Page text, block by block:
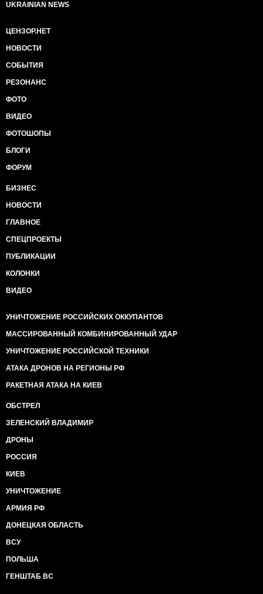
UKRAINIAN NEWS
ЦЕНЗОР.НЕТ
НОВОСТИ
СОБЫТИЯ
РЕЗОНАНС
ФОТО
ВИДЕО
ФОТОШОПЫ
БЛОГИ
ФОРУМ
БИЗНЕС
НОВОСТИ
ГЛАВНОЕ
СПЕЦПРОЕКТЫ
ПУБЛИКАЦИИ
КОЛОНКИ
ВИДЕО
УНИЧТОЖЕНИЕ РОССИЙСКИХ ОККУПАНТОВ
МАССИРОВАННЫЙ КОМБИНИРОВАННЫЙ УДАР
УНИЧТОЖЕНИЕ РОССИЙСКОЙ ТЕХНИКИ
АТАКА ДРОНОВ НА РЕГИОНЫ РФ
РАКЕТНАЯ АТАКА НА КИЕВ
ОБСТРЕЛ
ЗЕЛЕНСКИЙ ВЛАДИМИР
ДРОНЫ
РОССИЯ
КИЕВ
УНИЧТОЖЕНИЕ
АРМИЯ РФ
ДОНЕЦКАЯ ОБЛАСТЬ
ВСУ
ПОЛЬША
ГЕНШТАБ ВС